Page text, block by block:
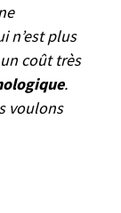
n’est plus
coût très
.
voulons